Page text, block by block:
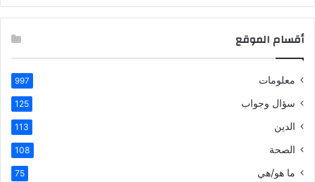
أقسام الموقع
معلومات 997
سؤال وجواب 125
الدين 113
الصحة 108
ما هو/هي 75